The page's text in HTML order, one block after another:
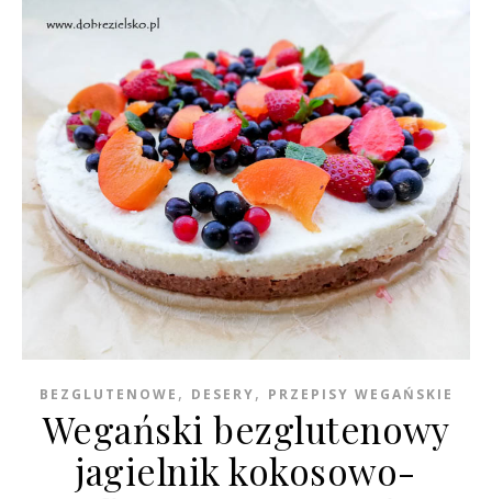
BEZGLUTENOWE , DESERY, PRZEPISY WEGAŃSKIE
Wegański bezglutenowy
jagielnik kokosowo-